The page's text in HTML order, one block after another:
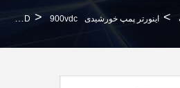
> اینورتر پمپ خورشیدی MPPT VFD > 900vdc ورودی خورشیدی 690vac Inverter پمپ آب خورشیدی